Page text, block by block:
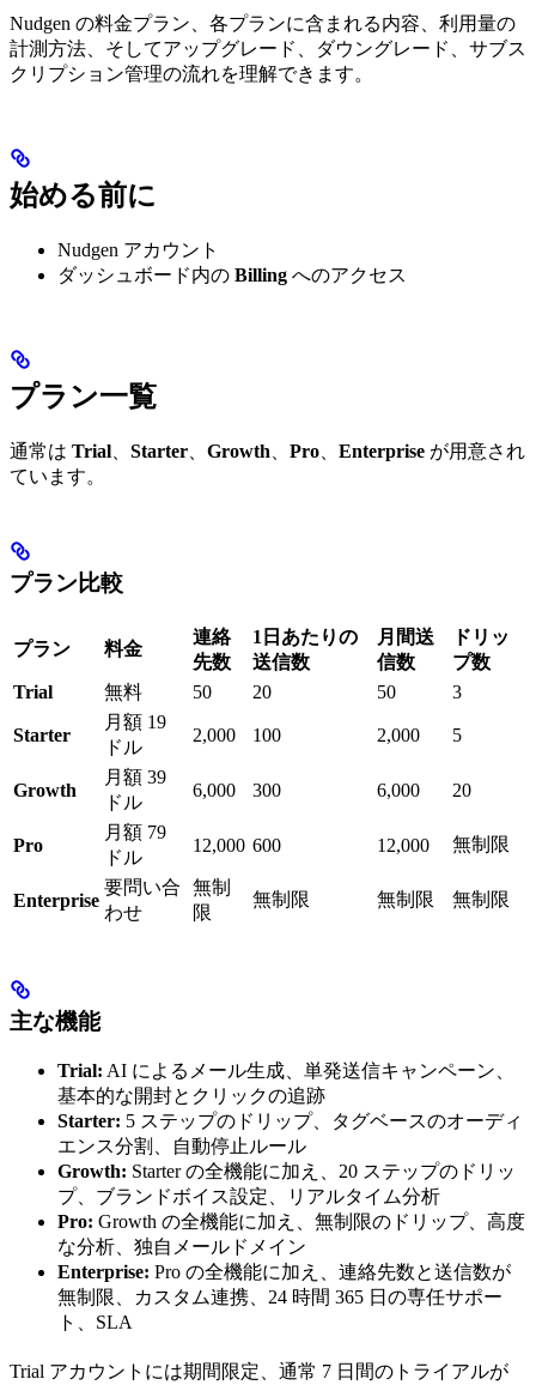
Nudgen の料金プラン、各プランに含まれる内容、利用量の
計測方法、そしてアップグレード、ダウングレード、サブス
クリプション管理の流れを理解できます。
始める前に
Nudgen アカウント
ダッシュボード内の Billing へのアクセス
プラン一覧
通常は Trial Starter Growth Pro Enterprise が用意され
ています。
プラン比較
プラン 料金
連絡
先数
1日あたりの
送信数
月間送
信数
ドリッ
プ数
Trial
無料 50 20 50 3
Starter
月額 19
ドル
2,000 100 2,000 5
Growth
月額 39
ドル
6,000 300 6,000 20
Pro
月額 79
ドル
12,000 600 12,000 無制限
Enterprise
要問い合
わせ
無制
限
無制限 無制限 無制限
主な機能
Trial: AI によるメール生成、単発送信キャンペーン、
基本的な開封とクリックの追跡
Starter: 5 ステップのドリップ、タグベースのオーディ
エンス分割、自動停止ルール
Growth: Starter の全機能に加え、20 ステップのドリッ
プ、ブランドボイス設定、リアルタイム分析
Pro: Growth の全機能に加え、無制限のドリップ、高度
な分析、独自メールドメイン
Enterprise: Pro の全機能に加え、連絡先数と送信数が
無制限、カスタム連携、24 時間 365 日の専任サポー
ト、SLA
Trial アカウントには期間限定、通常 7 日間のトライアルが